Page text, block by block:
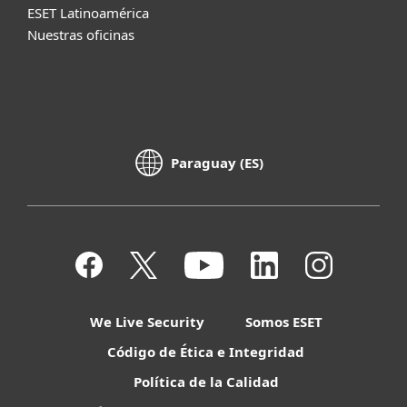
ESET Latinoamérica
Nuestras oficinas
Paraguay (ES)
We Live Security
Somos ESET
Código de Ética e Integridad
Política de la Calidad